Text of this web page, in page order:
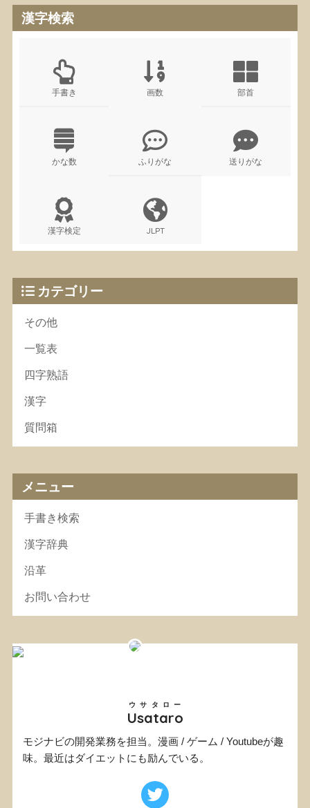
漢字検索
手書き 画数 部首
かな数 ふりがな 送りがな
漢字検定 JLPT
カテゴリー
その他
一覧表
四字熟語
漢字
質問箱
メニュー
手書き検索
漢字辞典
沿革
お問い合わせ
Usataro
ウサタロー
モジナビの開発業務を担当。漫画 / ゲーム / Youtubeが趣
味。最近はダイエットにも励んでいる。